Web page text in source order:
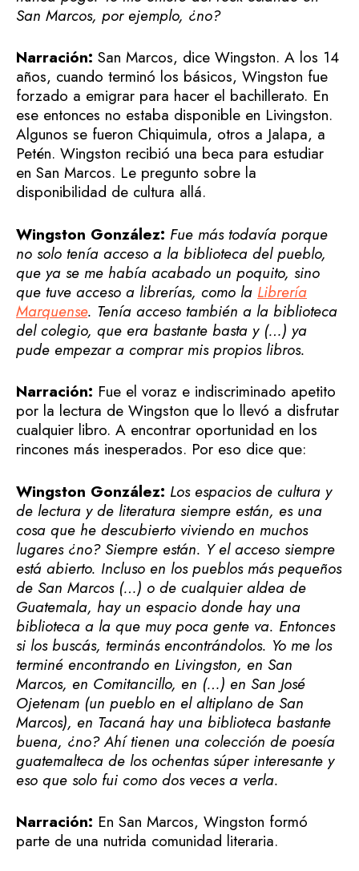
San Marcos, por ejemplo, ¿no?
Narración: San Marcos, dice Wingston. A los 14
años, cuando terminó los básicos, Wingston fue
forzado a emigrar para hacer el bachillerato. En
ese entonces no estaba disponible en Livingston.
Algunos se fueron Chiquimula, otros a Jalapa, a
Petén. Wingston recibió una beca para estudiar
en San Marcos. Le pregunto sobre la
disponibilidad de cultura allá.
Wingston González: Fue más todavía porque
no solo tenía acceso a la biblioteca del pueblo,
que ya se me había acabado un poquito, sino
que tuve acceso a librerías, como la Librería
Marquense. Tenía acceso también a la biblioteca
del colegio, que era bastante basta y (…) ya
pude empezar a comprar mis propios libros.
Narración: Fue el voraz e indiscriminado apetito
por la lectura de Wingston que lo llevó a disfrutar
cualquier libro. A encontrar oportunidad en los
rincones más inesperados. Por eso dice que:
Wingston González: Los espacios de cultura y
de lectura y de literatura siempre están, es una
cosa que he descubierto viviendo en muchos
lugares ¿no? Siempre están. Y el acceso siempre
está abierto. Incluso en los pueblos más pequeños
de San Marcos (…) o de cualquier aldea de
Guatemala, hay un espacio donde hay una
biblioteca a la que muy poca gente va. Entonces
si los buscás, terminás encontrándolos. Yo me los
terminé encontrando en Livingston, en San
Marcos, en Comitancillo, en (…) en San José
Ojetenam (un pueblo en el altiplano de San
Marcos), en Tacaná hay una biblioteca bastante
buena, ¿no? Ahí tienen una colección de poesía
guatemalteca de los ochentas súper interesante y
eso que solo fui como dos veces a verla.
Narración: En San Marcos, Wingston formó
parte de una nutrida comunidad literaria.